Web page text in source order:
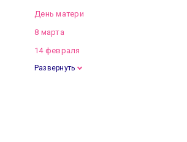
День матери
8 марта
14 февраля
Развернуть